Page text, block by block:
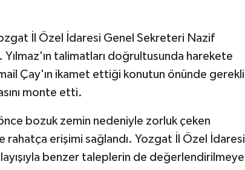
İl Özel İdaresi Genel Sekreteri Nazif
Yılmaz'ın talimatları doğrultusunda harekete
Çay'ın ikamet ettiği konutun önünde gerekli
monte etti.
bozuk zemin nedeniyle zorluk çeken
rahatça erişimi sağlandı. Yozgat İl Özel İdaresi
benzer taleplerin de değerlendirilmeye